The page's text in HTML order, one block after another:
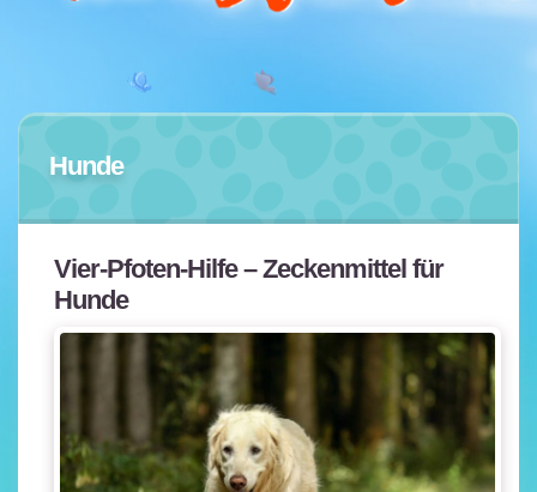
Hunde
Vier-Pfoten-Hilfe – Zeckenmittel für
Hunde